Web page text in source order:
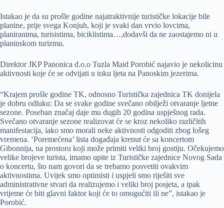
Istakao je da su prošle godine najatraktivnije turističke lokacije bile
planine, prije svega Konjuh, koji je svaki dan vrvio lovcima,
planiranima, turisistima, biciklistima…,dodavši da ne zaostajemo ni u
planinskom turizmu.
Direktor JKP Panonica d.o.o Tuzla Maid Porobić najavio je nekolicinu
aktivnosti koje će se odvijati u toku ljeta na Panoskim jezerima.
“Krajem prošle godine TK, odnosno Turistička zajednica TK donijela
je dobru odluku: Da se svake godine svečano obilježi otvaranje ljetne
sezone. Poseban značaj daje mu dugih 20 godina uspješnog rada.
Svečano otvaranje sezone realizovat će se kroz nekoliko različitih
manifestacija, iako smo morali neke aktivnosti odgoditi zbog lošeg
vremena. ‘Poremećena’ lista događaja krenut će sa koncertom
Gibonnija, na prostoru koji može primiti veliki broj gostiju. Očekujemo
velike brojeve turista, imamo upite iz Turističke zajednice Novog Sada
o koncertu, što nam govori da se trebamo posvetiti ovakvim
aktivnostima. Uvijek smo optimisti i uspjeli smo riješiti sve
administrativne stvari da realizujemo i veliki broj posjeta, a ipak
vrijeme će biti glavni faktor koji će to omogućiti ili ne”, istakao je
Porobić.